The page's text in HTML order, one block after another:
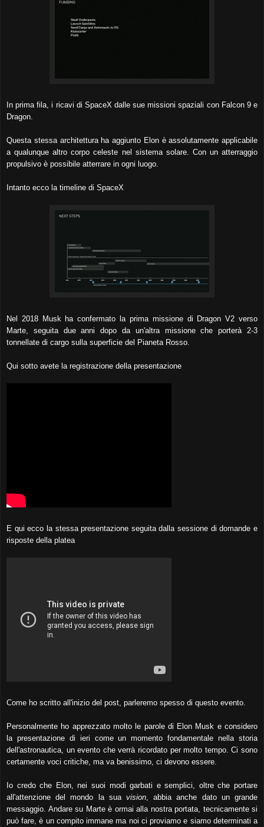
In prima fila, i ricavi di SpaceX dalle sue missioni spaziali con Falcon 9 e
Dragon.
Questa stessa architettura ha aggiunto Elon è assolutamente applicabile
a qualunque altro corpo celeste nel sistema solare. Con un atterraggio
propulsivo è possibile atterrare in ogni luogo.
Intanto ecco la timeline di SpaceX
Nel 2018 Musk ha confermato la prima missione di Dragon V2 verso
Marte, seguita due anni dopo da un'altra missione che porterà 2-3
tonnellate di cargo sulla superficie del Pianeta Rosso.
Qui sotto avete la registrazione della presentazione
E qui ecco la stessa presentazione seguita dalla sessione di domande e
risposte della platea
Come ho scritto all'inizio del post, parleremo spesso di questo evento.
Personalmente ho apprezzato molto le parole di Elon Musk e considero
la presentazione di ieri come un momento fondamentale nella storia
dell'astronautica, un evento che verrà ricordato per molto tempo. Ci sono
certamente voci critiche, ma va benissimo, ci devono essere.
Io credo che Elon, nei suoi modi garbati e semplici, oltre che portare
all'attenzione del mondo la sua vision , abbia anche dato un grande
messaggio. Andare su Marte è ormai alla nostra portata, tecnicamente si
può fare, è un compito immane ma noi ci proviamo e siamo determinati a